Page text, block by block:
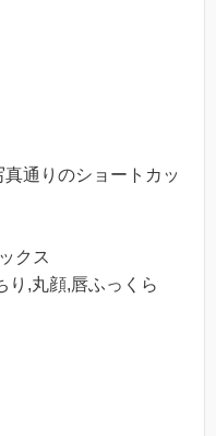
通りのショートカッ
クス
り,丸顔,唇ふっくら